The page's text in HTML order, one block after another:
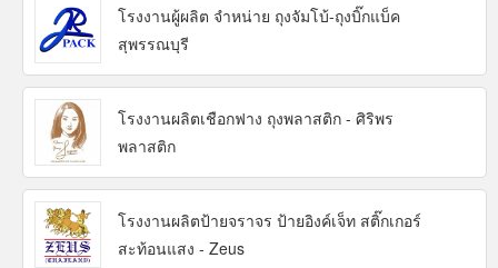
โรงงานผู้ผลิต จำหน่าย ถุงจัมโบ้-ถุงบิ๊กแบ็ค
สุพรรณบุรี
โรงงานผลิตเชือกฟาง ถุงพลาสติก - ศิริพร
พลาสติก
โรงงานผลิตป้ายจราจร ป้ายอิงค์เจ็ท สติ๊กเกอร์
สะท้อนแสง - Zeus